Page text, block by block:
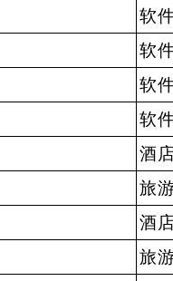
软
软
软
软
酒
旅
酒
旅